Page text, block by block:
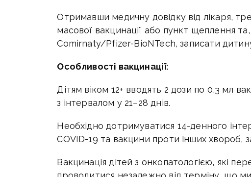
Отримавши медичну довідку від лікаря,
масової вакцинації або пункт щеплення
Comirnaty/Pfizer-BioNTech, записати
Особливості вакцинації:
Дітям віком 12+ вводять 2 дози по 0,3 мл
з інтервалом у 21−28 днів.
Необхідно дотримуватися 14-денного
COVID-19 та вакцини проти інших хвороб,
Вакцинація дітей з онкопатологією, які